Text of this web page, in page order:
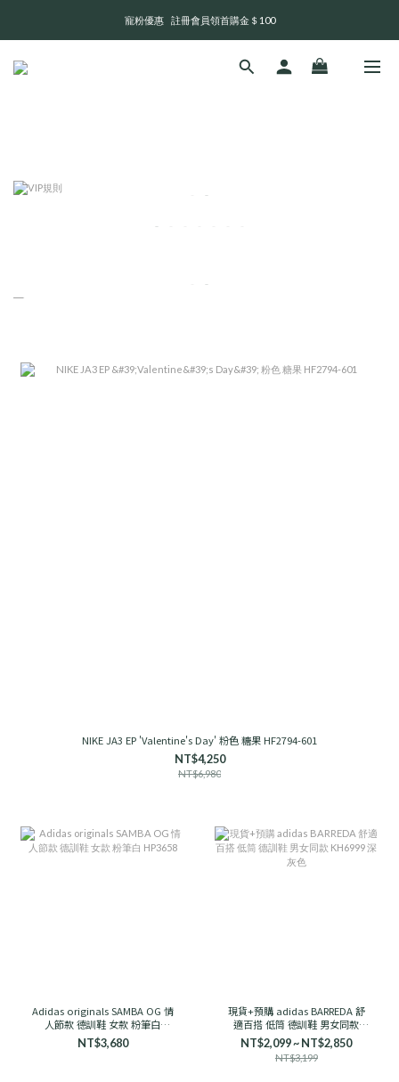
全 館 消 費 滿 三 千 免 運 費 🤘🏻
寵粉優惠    註冊會員領首購金＄100
💬 官網訊息回覆及出貨時間       週一至週日 13:00 - 21:00
NIKE JA3 EP 'Valentine's Day' 粉色 糖果 HF2794-601
NT$4,250
NT$6,980
Adidas originals SAMBA OG 情
人節款 德訓鞋 女款 粉筆白
HP3658
NT$3,680
現貨+預購 adidas BARREDA 舒
適百搭 低筒 德訓鞋 男女同款
KH6999 深灰色
NT$2,099 ~ NT$2,850
NT$3,199